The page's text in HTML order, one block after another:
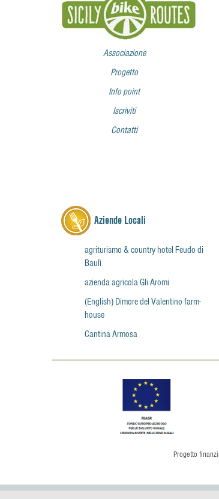
Associazione
Progetto
Info point
Iscriviti
Contatti
Aziende Locali
agriturismo & country hotel Feudo di
Baulì
azienda agricola Gli Aromi
(English) Dimore del Valentino farm-
house
Cantina Armosa
Progetto